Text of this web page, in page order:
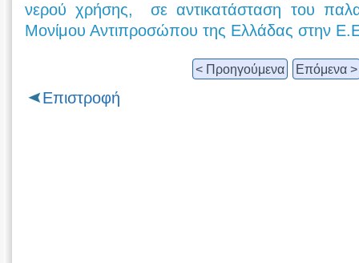
νερού χρήσης, σε αντικατάσταση του
Μονίμου Αντιπροσώπου της Ελλάδας στην
< Προηγούμενα Επόμενα >
Επιστροφή